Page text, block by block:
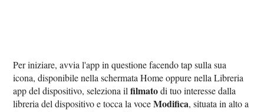
Per iniziare, avvia l'app in questione facendo tap sulla sua
icona, disponibile nella schermata Home oppure nella Libreria
app del dispositivo, seleziona ilfilmatodi tuo interesse dalla
libreria del dispositivo e tocca la voceModifica, situata in alto a